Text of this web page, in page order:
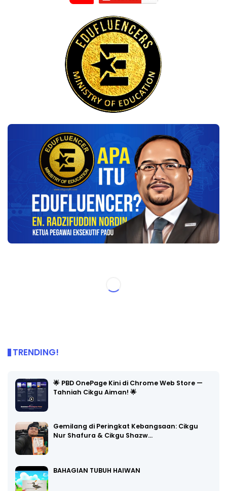
TRENDING!
🌟 PBD OnePage Kini di Chrome Web Store —
Tahniah Cikgu Aiman! 🌟
Gemilang di Peringkat Kebangsaan: Cikgu
Nur Shafura & Cikgu Shazw…
BAHAGIAN TUBUH HAIWAN